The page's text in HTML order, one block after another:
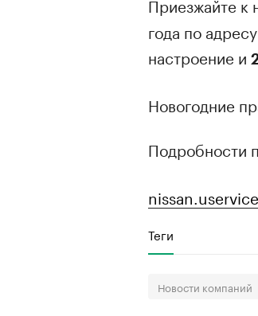
Приезжайте к
00:00
года по
настроение и
Новогодние
Подробности
Теги
Новости компаний